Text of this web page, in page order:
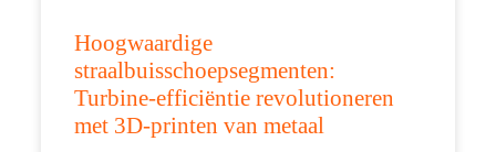
Hoogwaardige
straalbuisschoepsegmenten:
Turbine-efficiëntie revolutioneren
met 3D-printen van metaal